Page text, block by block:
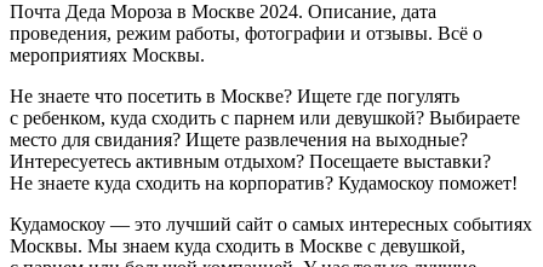
Почта Деда Мороза в Москве 2024. Описание, дата
проведения, режим работы, фотографии и отзывы. Всё о
мероприятиях Москвы.
Не знаете что посетить в Москве? Ищете где погулять
с ребенком, куда сходить с парнем или девушкой? Выбираете
место для свидания? Ищете развлечения на выходные?
Интересуетесь активным отдыхом? Посещаете выставки?
Не знаете куда сходить на корпоратив? Кудамоскоу поможет!
Кудамоскоу — это лучший сайт о самых интересных событиях
Москвы. Мы знаем куда сходить в Москве с девушкой,